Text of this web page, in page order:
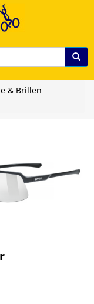
& Brillen